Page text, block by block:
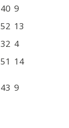
40 9
52 13
32 4
51 14
43 9